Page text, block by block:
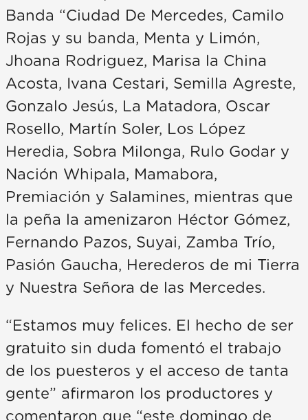
Banda “Ciudad De Mercedes, Camilo
Rojas y su banda, Menta y Limón,
Jhoana Rodriguez, Marisa la China
Acosta, Ivana Cestari, Semilla Agreste,
Gonzalo Jesús, La Matadora, Oscar
Rosello, Martín Soler, Los López
Heredia, Sobra Milonga, Rulo Godar y
Nación Whipala, Mamabora,
Premiación y Salamines, mientras que
la peña la amenizaron Héctor Gómez,
Fernando Pazos, Suyai, Zamba Trío,
Pasión Gaucha, Herederos de mi Tierra
y Nuestra Señora de las Mercedes.
“Estamos muy felices. El hecho de ser
gratuito sin duda fomentó el trabajo
de los puesteros y el acceso de tanta
gente” afirmaron los productores y
comentaron que “este domingo de